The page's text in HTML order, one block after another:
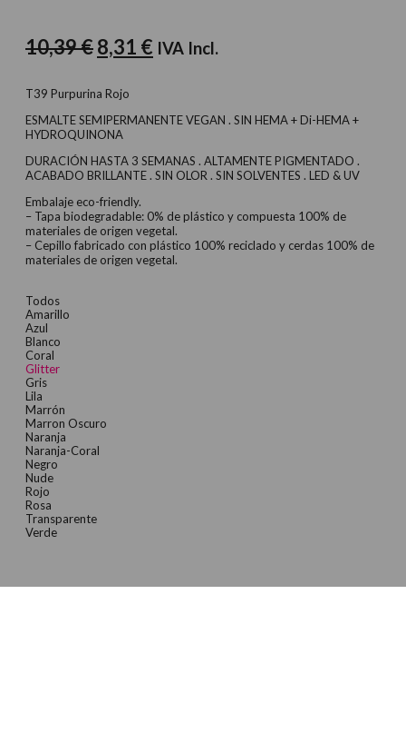
10,39€El
original
era:
10,39 €.
8,31 € El
es:
IVA Incl.
T39 Purpurina Rojo
ESMALTE SEMIPERMANENTE VEGAN . SIN HEMA + Di-HEMA +
HYDROQUINONA
DURACIÓN HASTA 3 SEMANAS . ALTAMENTE PIGMENTADO .
ACABADO BRILLANTE . SIN OLOR . SIN SOLVENTES . LED & UV
Embalaje eco-friendly.
– Tapa biodegradable: 0% de plástico y compuesta 100% de
materiales de origen vegetal.
– Cepillo fabricado con plástico 100% reciclado y cerdas 100% de
materiales de origen vegetal.
Todos
Amarillo
Azul
Blanco
Coral
Glitter
Gris
Lila
Marrón
Marron Oscuro
Naranja
Naranja-Coral
Negro
Nude
Rojo
Rosa
Transparente
Verde